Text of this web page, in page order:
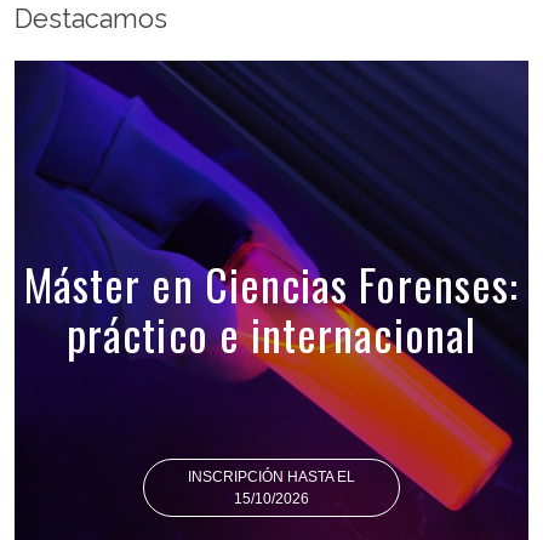
Destacamos
Máster en Ciencias Forenses:
práctico e internacional
INSCRIPCIÓN HASTA EL
15/10/2026